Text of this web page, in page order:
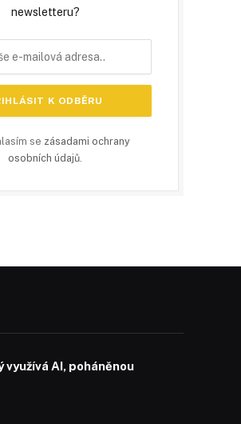
newsletteru?
se zásadami ochrany
osobních údajů
AI, poháněnou